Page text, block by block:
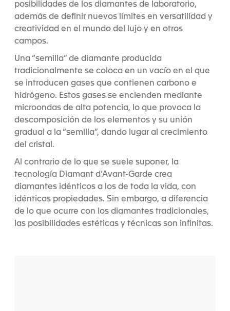
posibilidades de los diamantes de laboratorio,
además de definir nuevos límites en versatilidad y
creatividad en el mundo del lujo y en otros
campos.
Una “semilla” de diamante producida
tradicionalmente se coloca en un vacío en el que
se introducen gases que contienen carbono e
hidrógeno. Estos gases se encienden mediante
microondas de alta potencia, lo que provoca la
descomposición de los elementos y su unión
gradual a la “semilla”, dando lugar al crecimiento
del cristal.
Al contrario de lo que se suele suponer, la
tecnología Diamant d’Avant-Garde crea
diamantes idénticos a los de toda la vida, con
idénticas propiedades. Sin embargo, a diferencia
de lo que ocurre con los diamantes tradicionales,
las posibilidades estéticas y técnicas son infinitas.